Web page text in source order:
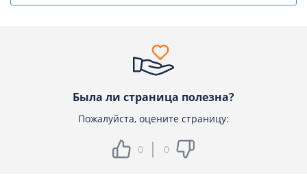
Была ли страница полезна?
Пожалуйста, оцените страницу:
0 0